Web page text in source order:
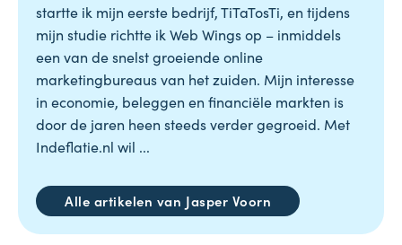
startte ik mijn eerste bedrijf, TiTaTosTi, en tijdens
mijn studie richtte ik Web Wings op – inmiddels
een van de snelst groeiende online
marketingbureaus van het zuiden. Mijn interesse
in economie, beleggen en financiële markten is
door de jaren heen steeds verder gegroeid. Met
Indeflatie.nl wil ...
Alle artikelen van Jasper Voorn